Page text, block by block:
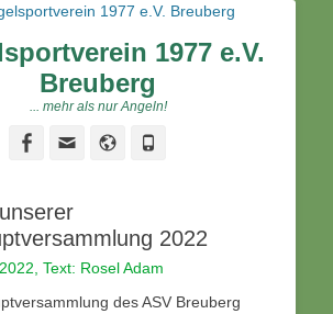
1977 e.V.
Breuberg
... mehr als nur Angeln!
Facebook
Email Website
2022
Text: Rosel Adam
des ASV Breuberg